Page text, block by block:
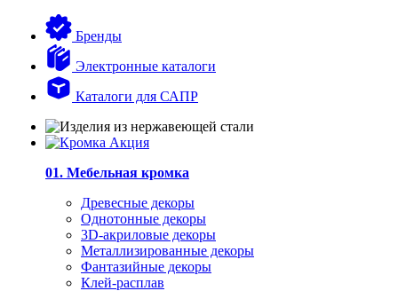
Бренды
Электронные каталоги
Каталоги для САПР
01. Мебельная кромка
Древесные декоры
Однотонные декоры
3D-акриловые декоры
Металлизированные декоры
Фантазийные декоры
Клей-расплав